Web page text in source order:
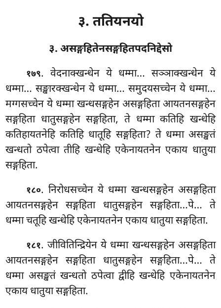
३. ततियनयो
३. असङ्गहितेनसङ्गहितपदनिद्देसो
१७९. वेदनाक्खन्धेन ये धम्मा… सञ्ञाक्खन्धेन ये
धम्मा… सङ्खारक्खन्धेन ये धम्मा… समुदयसच्चेन ये धम्मा…
मग्गसच्चेन ये धम्मा खन्धसङ्गहेन असङ्गहिता आयतनसङ्गहेन
सङ्गहिता धातुसङ्गहेन सङ्गहिता, ते धम्मा कतिहि खन्धेहि
कतिहायतनेहि कतिहि धातूहि सङ्गहिता? ते धम्मा असङ्खतं
खन्धतो ठपेत्वा तीहि खन्धेहि एकेनायतनेन एकाय धातुया
सङ्गहिता.
१८०. निरोधसच्चेन ये धम्मा खन्धसङ्गहेन असङ्गहिता
आयतनसङ्गहेनसङ्गहिता धातुसङ्गहेन सङ्गहिता…पे… ते
धम्मा चतूहि खन्धेहि एकेनायतनेन एकाय धातुया सङ्गहिता.
१८१. जीवितिन्द्रियेन ये धम्मा खन्धसङ्गहेन असङ्गहिता
आयतनसङ्गहेन सङ्गहिता धातुसङ्गहेन सङ्गहिता…पे… ते
धम्मा असङ्खतं खन्धतो ठपेत्वा द्वीहि खन्धेहि एकेनायतनेन
एकाय धातुया सङ्गहिता.